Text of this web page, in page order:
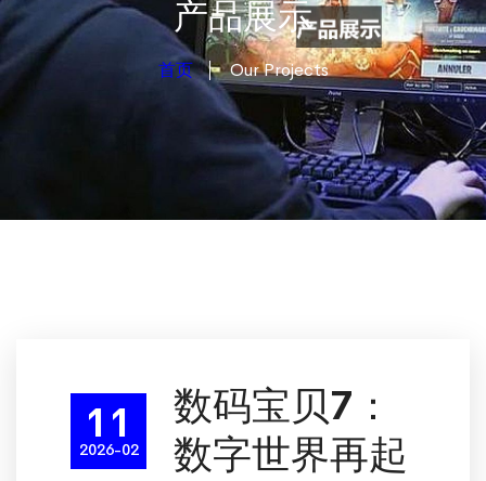
产品展示
首页 Our Projects
11
2026-02
数码宝贝7：
数字世界再起